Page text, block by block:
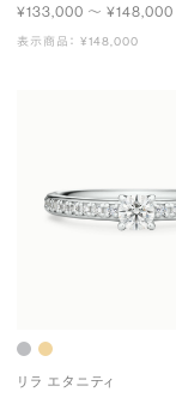
¥133,000 〜 ¥148,000
表示商品： ¥148,000
リラ エタニティ